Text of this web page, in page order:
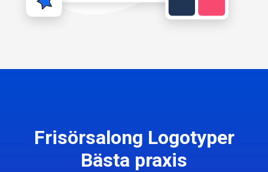
Frisörsalong Logotyper
Bästa praxis